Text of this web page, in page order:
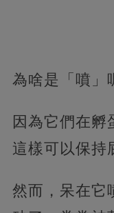
為啥是「噴」
因為它們在孵
這樣可以保持
然而，呆在它